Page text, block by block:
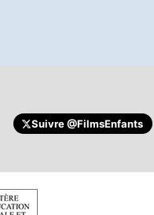
Suivre@FilmsEnfants